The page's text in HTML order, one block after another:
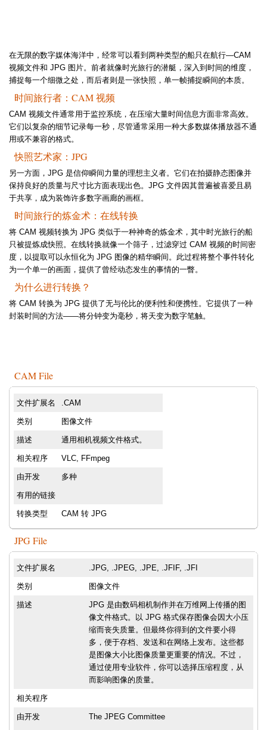
在无限的数字媒体海洋中，经常可以看到两种类型的船只在航行—CAM
视频文件和 JPG 图片。前者就像时光旅行的潜艇，深入到时间的维度，
捕捉每一个细微之处，而后者则是一张快照，单一帧捕捉瞬间的本质。
时间旅行者：CAM 视频
CAM 视频文件通常用于监控系统，在压缩大量时间信息方面非常高效。
它们以复杂的细节记录每一秒，尽管通常采用一种大多数媒体播放器不通
用或不兼容的格式。
快照艺术家：JPG
另一方面，JPG 是信仰瞬间力量的理想主义者。它们在拍摄静态图像并
保持良好的质量与尺寸比方面表现出色。JPG 文件因其普遍被喜爱且易
于共享，成为装饰许多数字画廊的画框。
时间旅行的炼金术：在线转换
将 CAM 视频转换为 JPG 类似于一种神奇的炼金术，其中时光旅行的船
只被提炼成快照。在线转换就像一个筛子，过滤穿过 CAM 视频的时间密
度，以提取可以永恒化为 JPG 图像的精华瞬间。此过程将整个事件转化
为一个单一的画面，提供了曾经动态发生的事情的一瞥。
为什么进行转换？
将 CAM 转换为 JPG 提供了无与伦比的便利性和便携性。它提供了一种
封装时间的方法——将分钟变为毫秒，将天变为数字笔触。
CAM File
文件扩展名 .CAM
类别 图像文件
描述 通用相机视频文件格式。
相关程序 VLC, FFmpeg
由开发 多种
有用的链接
转换类型 CAM 转 JPG
JPG File
文件扩展名 .JPG, .JPEG, .JPE, .JFIF, .JFI
类别 图像文件
描述
JPG 是由数码相机制作并在万维网上传播的图
像文件格式。以 JPG 格式保存图像会因大小压
缩而丧失质量。但最终你得到的文件要小得
多，便于存档、发送和在网络上发布。这些都
是图像大小比图像质量更重要的情况。不过，
通过使用专业软件，你可以选择压缩程度，从
而影响图像的质量。
相关程序
由开发 The JPEG Committee